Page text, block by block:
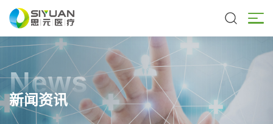
News
新闻资讯